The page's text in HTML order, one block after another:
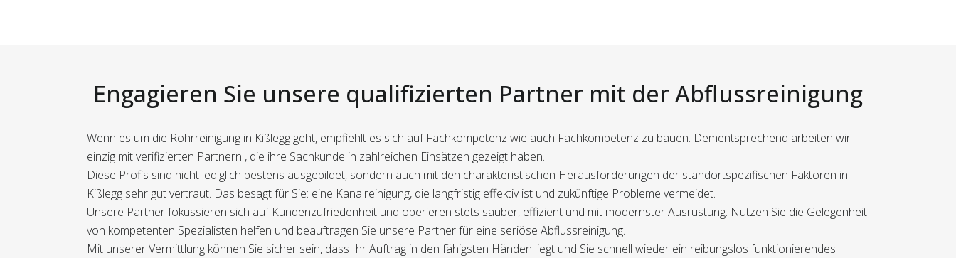
Engagieren Sie unsere qualifizierten Partner mit der Abflussreinigung
Wenn es um die Rohrreinigung in Kißlegg geht, empfiehlt es sich auf Fachkompetenz wie auch Fachkompetenz zu bauen. Dementsprechend arbeiten wir
einzig mit verifizierten Partnern , die ihre Sachkunde in zahlreichen Einsätzen gezeigt haben.
Diese Profis sind nicht lediglich bestens ausgebildet, sondern auch mit den charakteristischen Herausforderungen der standortspezifischen Faktoren in
Kißlegg sehr gut vertraut. Das besagt für Sie: eine Kanalreinigung, die langfristig effektiv ist und zukünftige Probleme vermeidet.
Unsere Partner fokussieren sich auf Kundenzufriedenheit und operieren stets sauber, effizient und mit modernster Ausrüstung. Nutzen Sie die Gelegenheit
von kompetenten Spezialisten helfen und beauftragen Sie unsere Partner für eine seriöse Abflussreinigung.
Mit unserer Vermittlung können Sie sicher sein, dass Ihr Auftrag in den fähigsten Händen liegt und Sie schnell wieder ein reibungslos funktionierendes